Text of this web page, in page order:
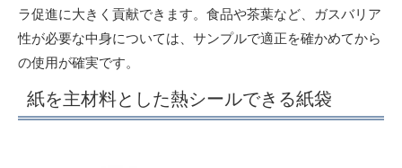
ラ促進に大きく貢献できます。食品や茶葉など、ガスバリア
性が必要な中身については、サンプルで適正を確かめてから
の使用が確実です。
紙を主材料とした熱シールできる紙袋